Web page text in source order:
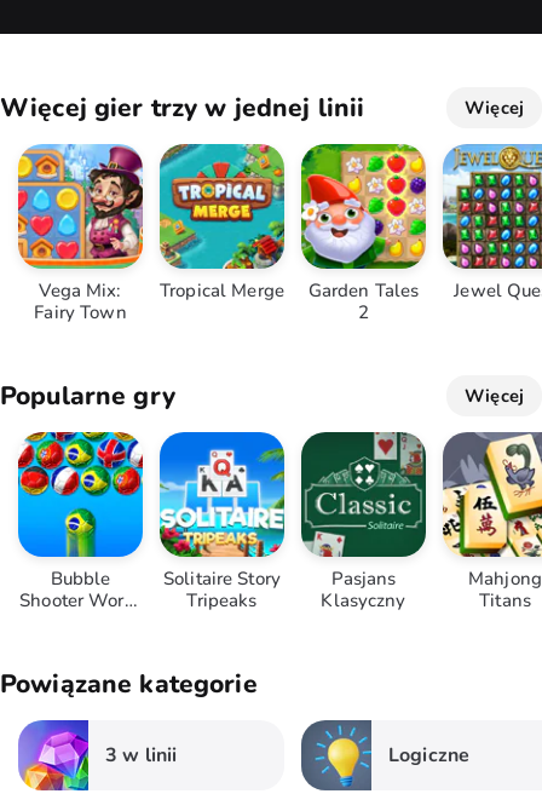
Więcej gier trzy w jednej linii Więcej
Vega Mix:
Fairy Town
Tropical Merge
Garden Tales
2
Jewel
Popularne gry Więcej
Bubble
Shooter World
Solitaire Story
Tripeaks
Pasjans
Klasyczny
Mahjong
Titans
Powiązane kategorie
3 w linii Logiczne